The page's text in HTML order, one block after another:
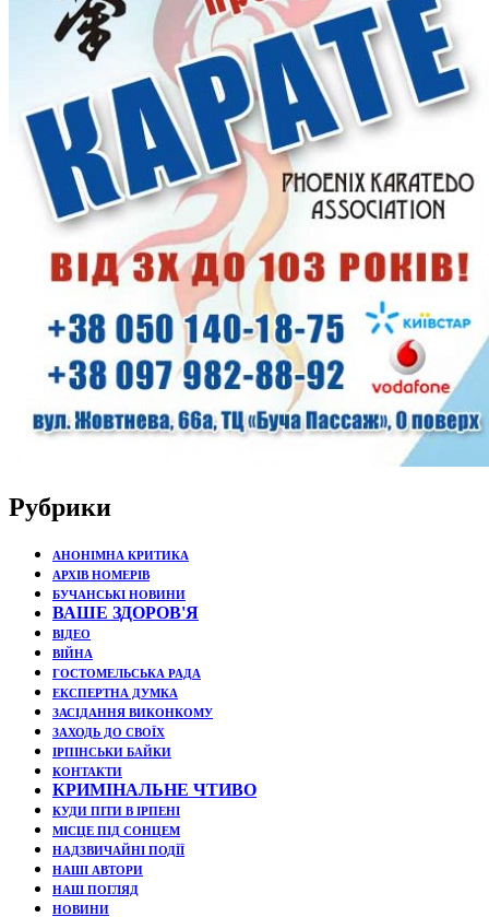
Рубрики
АНОНІМНА КРИТИКА
АРХІВ НОМЕРІВ
БУЧАНСЬКІ НОВИНИ
ВАШЕ ЗДОРОВ'Я
ВІДЕО
ВІЙНА
ГОСТОМЕЛЬСЬКА РАДА
ЕКСПЕРТНА ДУМКА
ЗАСІДАННЯ ВИКОНКОМУ
ЗАХОДЬ ДО СВОЇХ
ІРПІНСЬКИ БАЙКИ
КОНТАКТИ
КРИМІНАЛЬНЕ ЧТИВО
КУДИ ПІТИ В ІРПЕНІ
МІСЦЕ ПІД СОНЦЕМ
НАДЗВИЧАЙНІ ПОДЇЇ
НАШІ АВТОРИ
НАШ ПОГЛЯД
НОВИНИ